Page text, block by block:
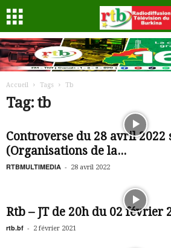
Accueil Tags Tb
Tag: tb
Controverse du 28 avril 2022
(Organisations de la...
RTBMULTIMEDIA - 28 avril 2022
Rtb – JT de 20h du 02 février
rtb.bf - 2 février 2021